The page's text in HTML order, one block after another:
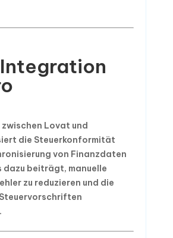
Lovat und
die Steuerkonformität
von Finanzdaten
dazu beiträgt, manuelle
zu reduzieren und die